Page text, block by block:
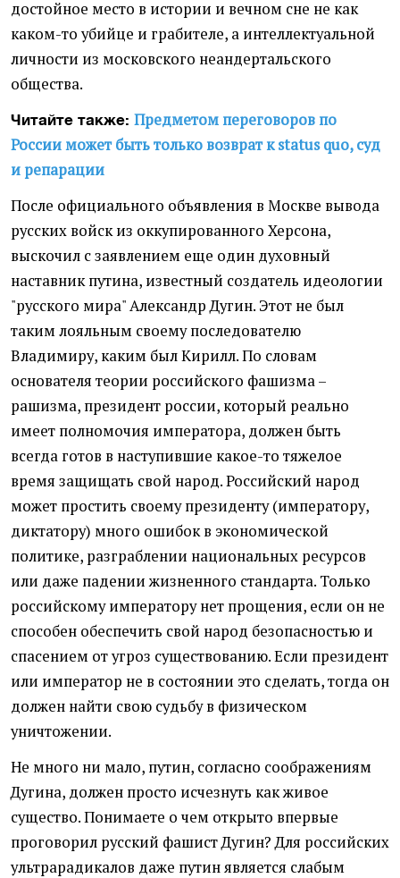
достойное место в истории и вечном сне не как
каком-то убийце и грабителе, а интеллектуальной
личности из московского неандертальского
общества.
Читайте также: Предметом переговоров по
России может быть только возврат к status quo, суд
и репарации
После официального объявления в Москве вывода
русских войск из оккупированного Херсона,
выскочил с заявлением еще один духовный
наставник путина, известный создатель идеологии
"русского мира" Александр Дугин. Этот не был
таким лояльным своему последователю
Владимиру, каким был Кирилл. По словам
основателя теории российского фашизма –
рашизма, президент россии, который реально
имеет полномочия императора, должен быть
всегда готов в наступившие какое-то тяжелое
время защищать свой народ. Российский народ
может простить своему президенту (императору,
диктатору) много ошибок в экономической
политике, разграблении национальных ресурсов
или даже падении жизненного стандарта. Только
российскому императору нет прощения, если он не
способен обеспечить свой народ безопасностью и
спасением от угроз существованию. Если президент
или император не в состоянии это сделать, тогда он
должен найти свою судьбу в физическом
уничтожении.
Не много ни мало, путин, согласно соображениям
Дугина, должен просто исчезнуть как живое
существо. Понимаете о чем открыто впервые
проговорил русский фашист Дугин? Для российских
ультрарадикалов даже путин является слабым